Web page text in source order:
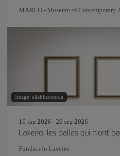
MARCO - Museum of Contemporary
Image: eliahinsomnia
16 jun 2026 - 20 sep 2026
Laxeiro, les balles qui n'ont
Fundación Laxeiro